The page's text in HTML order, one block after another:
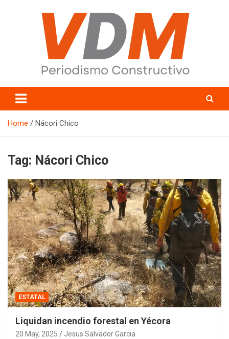
valledelmayo.com
Home Nácori Chico
Tag: Nácori Chico
ESTATAL
Liquidan incendio forestal en Yécora
20 May, 2025 Jesus Salvador Garcia